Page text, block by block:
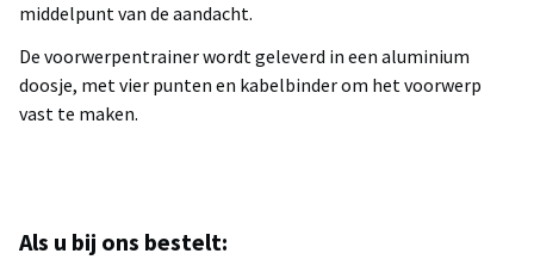
middelpunt van de aandacht.
De voorwerpentrainer wordt geleverd in een aluminium
doosje, met vier punten en kabelbinder om het voorwerp
vast te maken.
Als u bij ons bestelt: